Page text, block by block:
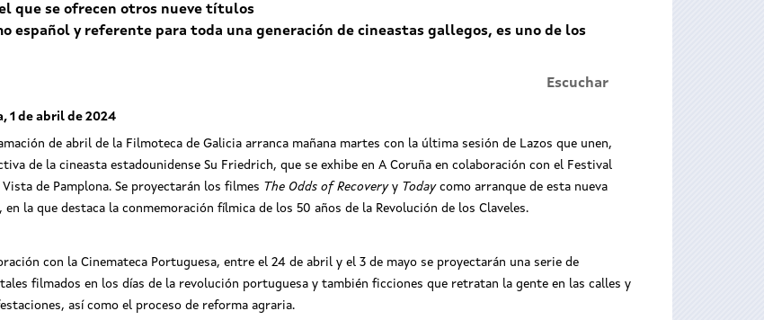
que se ofrecen otros nueve títulos
español y referente para toda una generación de cineastas gallegos, es uno de los
Escuchar
1 de abril de 2024
de abril de la Filmoteca de Galicia arranca mañana martes con la última sesión de Lazos que unen,
de la cineasta estadounidense Su Friedrich, que se exhibe en A Coruña en colaboración con el Festival
Vista de Pamplona. Se proyectarán los filmes The Odds of Recoveryy Todaycomo arranque de esta nueva
en la que destaca la conmemoración fílmica de los 50 años de la Revolución de los Claveles.
con la Cinemateca Portuguesa, entre el 24 de abril y el 3 de mayo se proyectarán una serie de
filmados en los días de la revolución portuguesa y también ficciones que retratan la gente en las calles y
así como el proceso de reforma agraria.